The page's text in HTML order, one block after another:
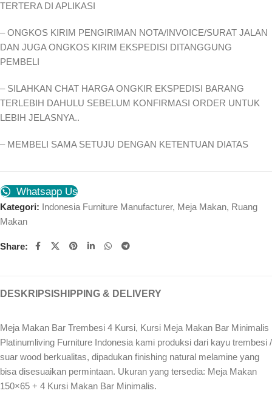
TERTERA DI APLIKASI
– ONGKOS KIRIM PENGIRIMAN NOTA/INVOICE/SURAT JALAN
DAN JUGA ONGKOS KIRIM EKSPEDISI DITANGGUNG
PEMBELI
– SILAHKAN CHAT HARGA ONGKIR EKSPEDISI BARANG
TERLEBIH DAHULU SEBELUM KONFIRMASI ORDER UNTUK
LEBIH JELASNYA..
– MEMBELI SAMA SETUJU DENGAN KETENTUAN DIATAS
Whatsapp Us
Kategori: Indonesia Furniture Manufacturer, Meja Makan, Ruang
Makan
Share:
DESKRIPSI SHIPPING & DELIVERY
Meja Makan Bar Trembesi 4 Kursi, Kursi Meja Makan Bar Minimalis
Platinumliving Furniture Indonesia kami produksi dari kayu trembesi /
suar wood berkualitas, dipadukan finishing natural melamine yang
bisa disesuaikan permintaan. Ukuran yang tersedia: Meja Makan
150×65 + 4 Kursi Makan Bar Minimalis.